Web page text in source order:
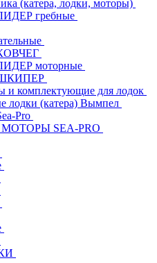
(катера, лодки, моторы)
гребные
моторные
и комплектующие для лодок
лодки (катера) Вымпел
Pro
SEA-PRO